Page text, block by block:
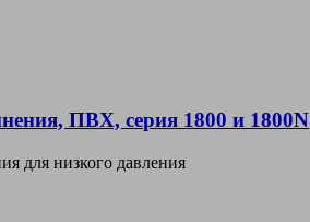
ПВХ, серия 1800 и 1800N
для низкого давления